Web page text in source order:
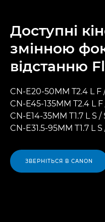
Доступні
змінною
відстанню
CN-E20-50MM T2.4 L F
CN-E45-135MM T2.4 L F
CN-E14-35MM T1.7 L S /
CN-E31.5-95MM T1.7 L S
ЗВЕРНІТЬСЯ В CANON